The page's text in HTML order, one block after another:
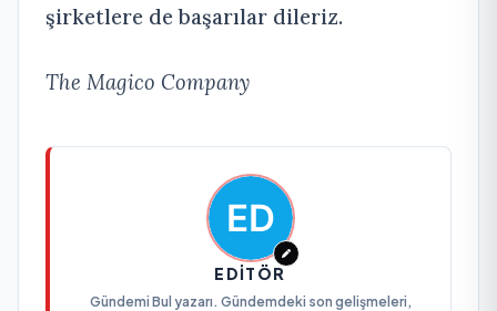
şirketlere de başarılar dileriz.
The Magico Company
EDITÖR
Gündemi Bul yazarı. Gündemdeki son gelişmeleri,